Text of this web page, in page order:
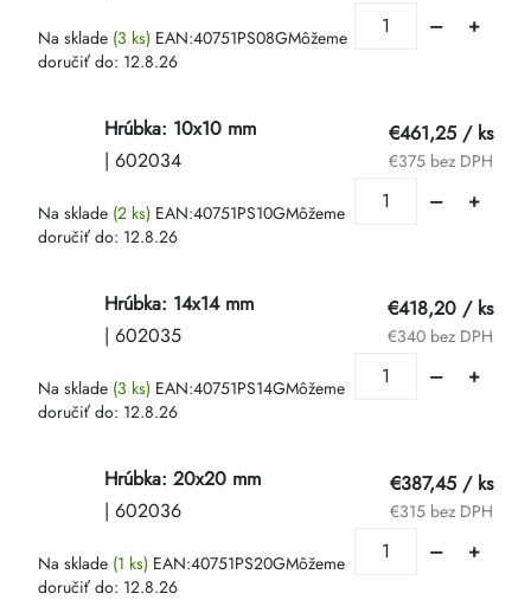
Na sklade (3 ks) EAN:40751PS08GMôžeme
doručiť do: 12.8.26
Hrúbka: 10x10 mm
| 602034
€461,25 / ks
€375 bez DPH
Na sklade (2 ks) EAN:40751PS10GMôžeme
doručiť do: 12.8.26
Hrúbka: 14x14 mm
| 602035
€418,20 / ks
€340 bez DPH
Na sklade (3 ks) EAN:40751PS14GMôžeme
doručiť do: 12.8.26
Hrúbka: 20x20 mm
| 602036
€387,45 / ks
€315 bez DPH
Na sklade (1 ks) EAN:40751PS20GMôžeme
doručiť do: 12.8.26